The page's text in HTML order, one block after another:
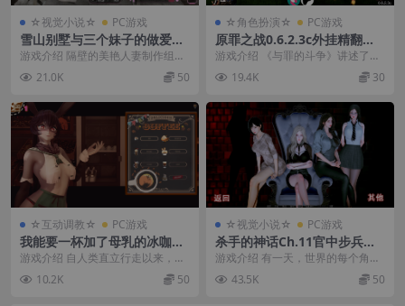
☆视觉小说☆ PC游戏
雪山别墅与三个妹子的做爱假
期1.55官中步兵版【PC+亚洲
风SLG/精品】/Love Challen
ge【3.63G】
游戏介绍 隔壁的美艳人妻制作组的
早期作品，还不错，可以补一下！
你是一名退休的牛...
21.0K 50
☆角色扮演☆ PC游戏
原罪之战0.6.2.3c外挂精翻汉
化版【PC+安卓模拟器+3D欧
美RPG/冒险/动态/战斗/神作
+攻略】/与罪抗争/A Struggl
游戏介绍 《与罪的斗争》讲述了一
个处于内战中的奇幻世界。 不断上
涨的税收和兽人和...
19.4K 30
☆互动调教☆ PC游戏
我能要一杯加了母乳的冰咖啡
吗1.0.0.1官中步兵版【PC+安
卓模拟器+3D互动SLG/调教/
动态】/Can I get an Iced Co
游戏介绍 自人类直立行走以来，我
们始终在追问:"如果……会怎样？"
如果我们将生...
10.2K 50
☆视觉小说☆ PC游戏
杀手的神话Ch.11官中步兵版
【PC+安卓+亚洲风SLG/神
作】/杀戮者的传说/猎魔人传
说/Myth of Slayer【7.2G】
游戏介绍 有一天，世界的每个角落
都出现了神秘的传送门。 许多不应
该存在于现实中的...
43.5K 50